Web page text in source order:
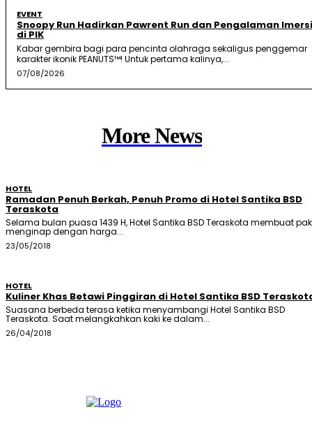
EVENT
Snoopy Run Hadirkan Pawrent Run dan Pengalaman
di PIK
Kabar gembira bagi para pencinta olahraga sekaligus penggemar
karakter ikonik PEANUTS™! Untuk pertama kalinya,...
07/08/2026
More News
HOTEL
Ramadan Penuh Berkah, Penuh Promo di Hotel Santika BSD
Teraskota
Selama bulan puasa 1439 H, Hotel Santika BSD Teraskota membuat
menginap dengan harga...
23/05/2018
HOTEL
Kuliner Khas Betawi Pinggiran di Hotel Santika BSD
Suasana berbeda terasa ketika menyambangi Hotel Santika BSD
Teraskota. Saat melangkahkan kaki ke dalam...
26/04/2018